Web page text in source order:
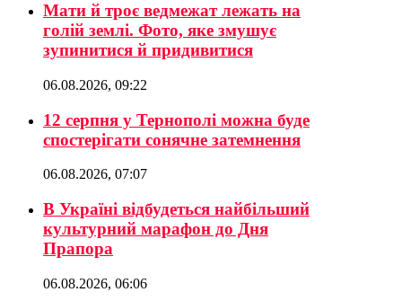
Мати й троє ведмежат лежать на
голій землі. Фото, яке змушує
зупинитися й придивитися
06.08.2026, 09:22
12 серпня у Тернополі можна буде
спостерігати сонячне затемнення
06.08.2026, 07:07
В Україні відбудеться найбільший
культурний марафон до Дня
Прапора
06.08.2026, 06:06